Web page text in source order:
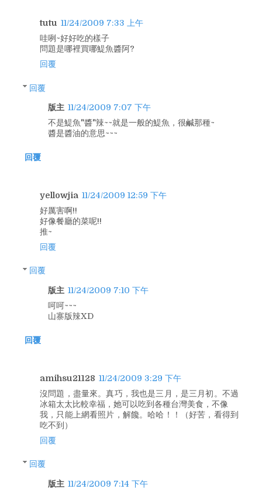
tutu 11/24/2009 7:33 上午
哇咧~好好吃的樣子
問題是哪裡買哪鯷魚醬阿?
回覆
回覆
版主 11/24/2009 7:07 下午
不是鯷魚"醬"辣~~就是一般的鯷魚，很鹹那種~
醬是醬油的意思~~~
回覆
yellowjia 11/24/2009 12:59 下午
好厲害啊!!
好像餐廳的菜呢!!
推~
回覆
回覆
版主 11/24/2009 7:10 下午
呵呵~~~
山寨版辣XD
回覆
amihsu21128 11/24/2009 3:29 下午
沒問題，盡量來。真巧，我也是三月，是三月初。不過
冰箱太太比較幸福，她可以吃到各種台灣美食，不像
我，只能上網看照片，解饞。哈哈！！（好苦，看得到
吃不到）
回覆
回覆
版主 11/24/2009 7:14 下午